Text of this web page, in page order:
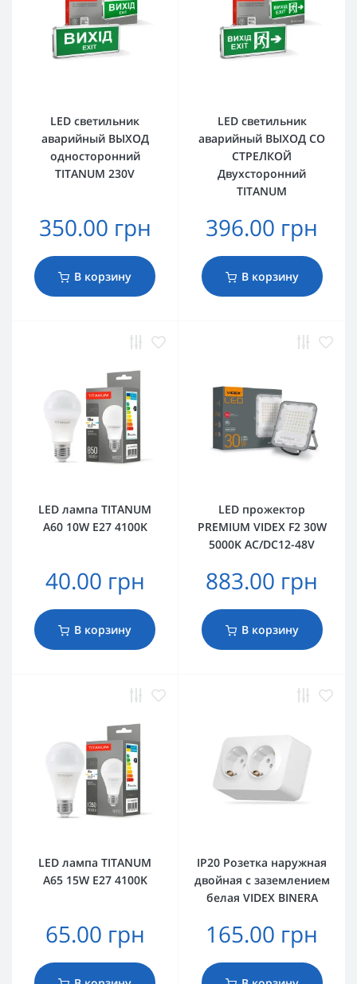
LED светильник
аварийный ВЫХОД
односторонний
TITANUM 230V
350.00 грн
В корзину
LED светильник
аварийный ВЫХОД СО
СТРЕЛКОЙ
Двухсторонний
TITANUM
396.00 грн
В корзину
LED лампа TITANUM
A60 10W E27 4100K
40.00 грн
В корзину
LED прожектор
PREMIUM VIDEX F2 30W
5000K AC/DC12-48V
883.00 грн
В корзину
LED лампа TITANUM
A65 15W E27 4100K
65.00 грн
IP20 Розетка наружная
двойная с заземлением
белая VIDEX BINERA
165.00 грн